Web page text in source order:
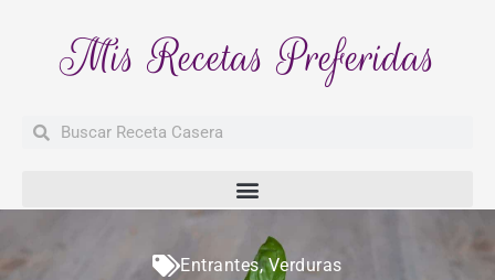
Mis Recetas Preferidas
BuscarBuscar
Entrantes,Verduras